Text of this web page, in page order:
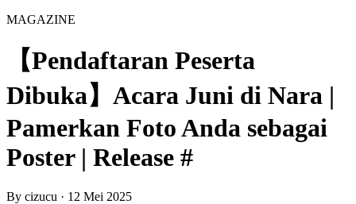
MAGAZINE
【Pendaftaran Peserta
Dibuka】Acara Juni di Nara |
Pamerkan Foto Anda sebagai
Poster | Release #
By cizucu · 12 Mei 2025